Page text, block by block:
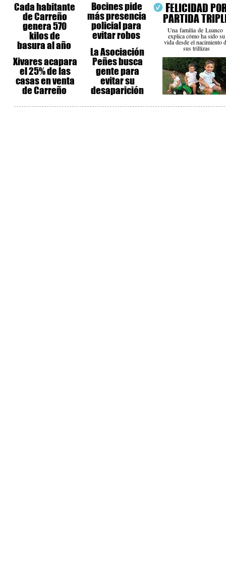
Cada habitante
de Carreño
genera 570
kilos de
basura al año
Xivares acapara
el 25% de las
casas en venta
de Carreño
Bocines pide
más presencia
policial para
evitar robos
La Asociación
Peñes busca
gente para
evitar su
desaparición
FELICIDAD
PARTIDA
Una familia de Luanco
explica cómo ha sido su
vida desde el nacimiento
sus trillizas